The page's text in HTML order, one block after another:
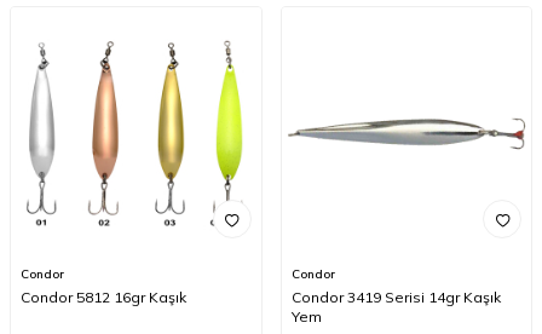
Condor
Condor 5812 16gr Kaşık
Condor
Condor 3419 Serisi 14gr Kaşık
Yem